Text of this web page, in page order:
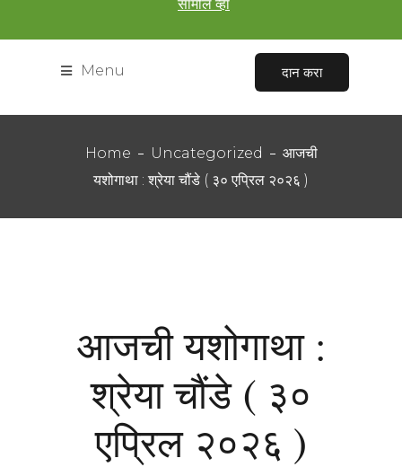
सामील व्हा
Menu दान करा
Home Uncategorized
आजची
यशोगाथा : श्रेया चौंडे ( ३० एप्रिल २०२६ )
आजची यशोगाथा :
श्रेया चौंडे ( ३०
एप्रिल २०२६ )